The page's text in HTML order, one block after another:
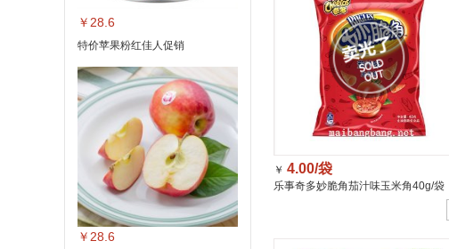
￥28.6
特价苹果粉红佳人促销
￥28.6
￥ 4.00/袋
乐事奇多妙脆角茄汁味玉米角40g/袋